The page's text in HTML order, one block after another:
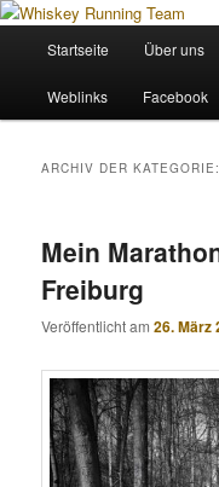
Zum
springen
Zum
springenWhiskey
Wir sind das Whiskey
Startseite Über uns
Weblinks Facebook
ARCHIV DER
Mein
Freiburg
Veröffentlicht am26. März